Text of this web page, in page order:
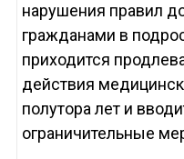
нарушения правил
гражданами в
приходится
действия
полутора лет и
ограничительные